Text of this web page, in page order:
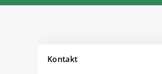
Kontakt